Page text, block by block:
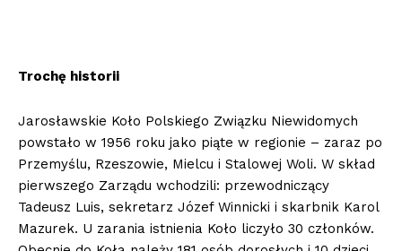
Trochę historii
Jarosławskie Koło Polskiego Związku Niewidomych
powstało w 1956 roku jako piąte w regionie – zaraz po
Przemyślu, Rzeszowie, Mielcu i Stalowej Woli. W skład
pierwszego Zarządu wchodzili: przewodniczący
Tadeusz Luis, sekretarz Józef Winnicki i skarbnik Karol
Mazurek. U zarania istnienia Koło liczyło 30 członków.